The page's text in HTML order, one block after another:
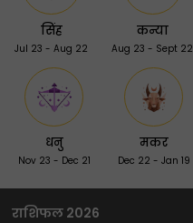
सिंह
Jul 23 - Aug 22
कन्या
Aug 23 - Sept 22
धनु
Nov 23 - Dec 21
मकर
Dec 22 - Jan 19
राशिफल 2026